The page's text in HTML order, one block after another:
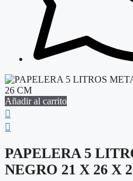
Añadir al carrito
PAPELERA 5
NEGRO 21 X 26 X